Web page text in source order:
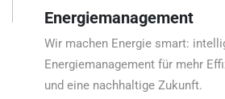
Energiemanagement
Wir machen Energie smart:
Energiemanagement für mehr
und eine nachhaltige Zukunft.